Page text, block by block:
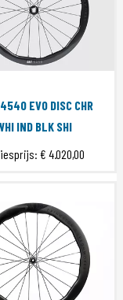
EVO DISC CHR
IND BLK SHI
€ 4.020,00